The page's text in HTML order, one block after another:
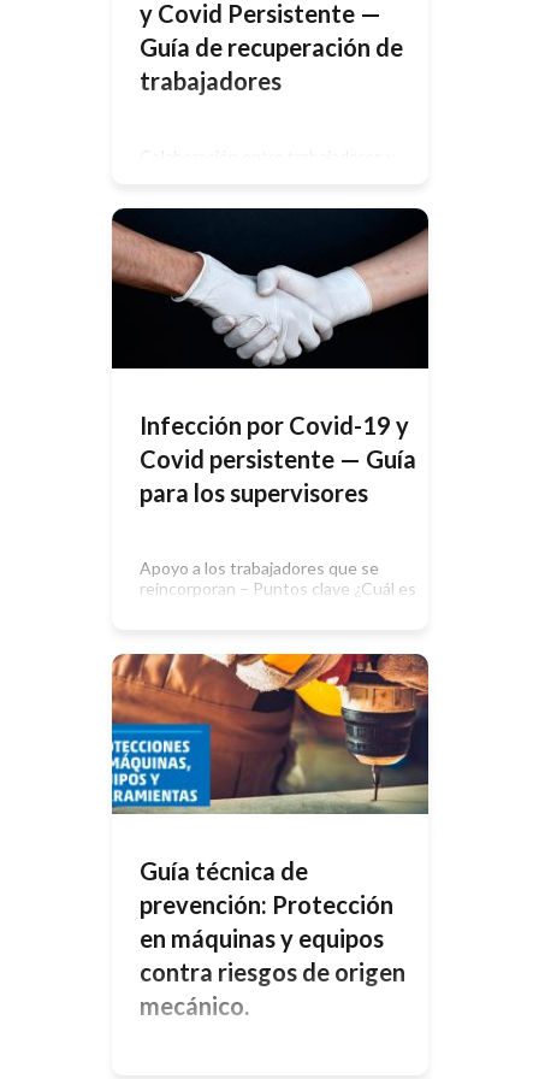
y Covid Persistente —
Guía de recuperación de
trabajadores
infección por COVID-19 o covid
persistente, puede resultar difícil
reincorporarse al trabajo. Es posible
que le cueste realizar sus
actividades cotidianas, pero que
tenga que trabajar por razones
económicas o sociales, por el bien de
Infección por Covid-19 y
Covid persistente — Guía
para los supervisores
Apoyo a los trabajadores que se
reincorporan – Puntos clave ¿Cuál es
conocer sobre los efectos de la
COVID-19, ya sabemos que: Una de
cada cinco personas presenta
síntomas al cabo de cuatro semanas,
y una de cada diez presenta
síntomas durante doce […]
Guía técnica de
prevención: Protección
en máquinas y equipos
contra riesgos de origen
mecánico.